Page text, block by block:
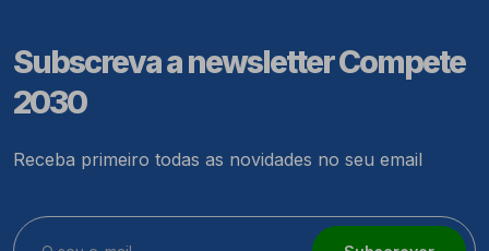
Subscreva a newsletter Compete
2030
Receba primeiro todas as novidades no seu email